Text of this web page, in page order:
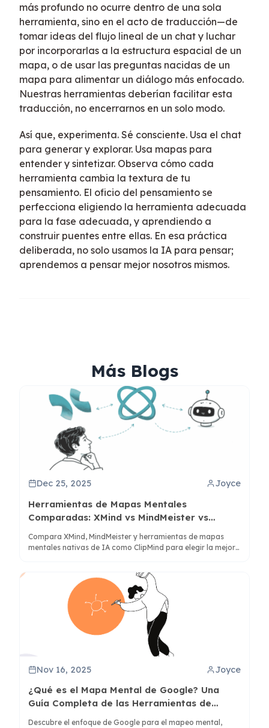
más profundo no ocurre dentro de una sola
herramienta, sino en el acto de traducción—de
tomar ideas del flujo lineal de un chat y luchar
por incorporarlas a la estructura espacial de un
mapa, o de usar las preguntas nacidas de un
mapa para alimentar un diálogo más enfocado.
Nuestras herramientas deberían facilitar esta
traducción, no encerrarnos en un solo modo.
Así que, experimenta. Sé consciente. Usa el chat
para generar y explorar. Usa mapas para
entender y sintetizar. Observa cómo cada
herramienta cambia la textura de tu
pensamiento. El oficio del pensamiento se
perfecciona eligiendo la herramienta adecuada
para la fase adecuada, y aprendiendo a
construir puentes entre ellas. En esa práctica
deliberada, no solo usamos la IA para pensar;
aprendemos a pensar mejor nosotros mismos.
Más Blogs
Dec 25, 2025 Joyce
Herramientas de Mapas Mentales
Comparadas: XMind vs MindMeister vs
Compara XMind, MindMeister y herramientas de mapas
mentales nativas de IA como ClipMind para elegir la mejor
Nov 16, 2025 Joyce
¿Qué es el Mapa Mental de Google? Una
Guía Completa de las Herramientas de
Google
Descubre el enfoque de Google para el mapeo mental,